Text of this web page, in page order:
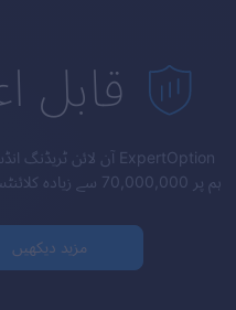
قابل
ExpertOption آن لائن ٹریڈنگ
ہم پر 70,000,000 سے زیادہ کلائنٹس بھروسہ کرتے ہیں۔
مزید دیکھیں